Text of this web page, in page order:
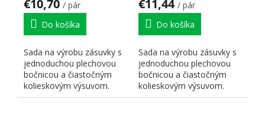
€10,70 / pár
Do košíka
Sada na výrobu zásuvky s
jednoduchou plechovou
bočnicou a čiastočným
kolieskovým výsuvom.
Menovitá dĺžka výsuvu
€11,44 / pár
Do košíka
Sada na výrobu zásuvky s
jednoduchou plechovou
bočnicou a čiastočným
kolieskovým výsuvom.
Menovitá dĺžka výsuvu